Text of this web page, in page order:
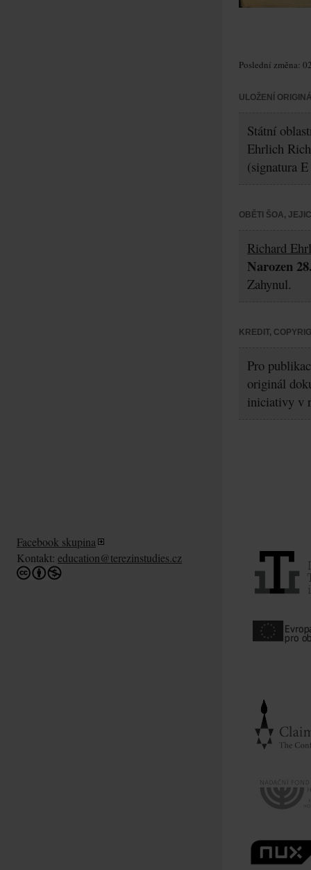
Poslední změna:
ULOŽENÍ
Státní
Ehrlich
(signatura
OBĚTI ŠOA,
Richard
Narozen
Zahynul.
KREDIT,
Pro
originál
iniciativy v
Facebook skupina
Kontakt: education@terezinstudies.cz